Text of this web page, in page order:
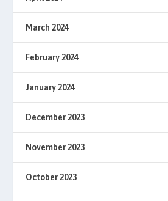
March 2024
February 2024
January 2024
December 2023
November 2023
October 2023